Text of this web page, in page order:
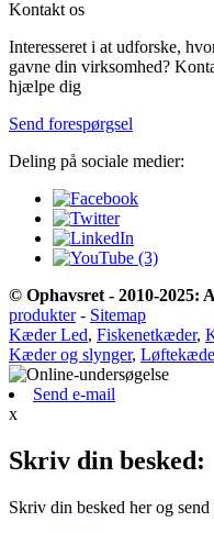
Kontakt os
Interesseret i at udforske,
gavne din virksomhed?
hjælpe dig
Send forespørgsel
Deling på sociale medier:
© Ophavsret - 2010-2025:
produkter- Sitemap
Kæder Led, Fiskenetkæder,
Kæder og slynger,
Send e-mail
x
Skriv din besked:
Skriv din besked her og